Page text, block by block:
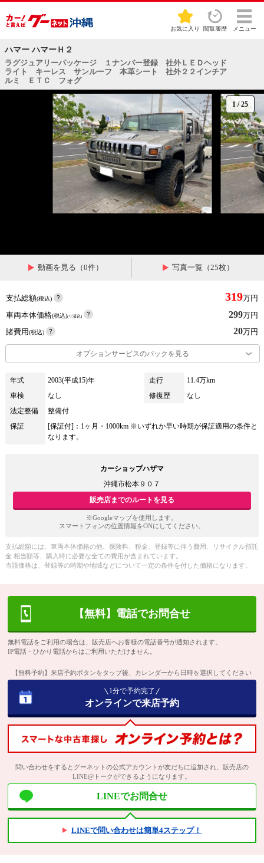
お気に入り 閲覧履歴 メニュー
ハマー ハマーＨ２
ラグジュアリーパッケージ １ナンバー登録 社外ＬＥＤヘッド
ライト キーレス サンルーフ 本革シート 社外２２インチア
ルミ ＥＴＣ フォグ
1 /25
動画を見る（0件） 写真一覧（25枚）
支払総額(税込) 319万円
車両本体価格(税込)(リ済込) 299万円
諸費用(税込) 20万円
オプションサービスのパックを見る
年式 2003(平成15)年 走行
11.4万km
車検
なし 修復歴
なし
法定整備
整備付
保証
[保証付]：1ヶ月・1000km ※いずれか早い時期が保証適用の条件と
なります。
カーショップハザマ
沖縄市松本９０７
販売店までのルートを見る
※Googleマップを使用します。
スマートフォンの位置情報をONにしてください。
支払総額には、車両本体価格の他、保険料、税金、登録等に伴う費用、リサイクル預託
金 相当額等、購入時に必要な全ての費用が含まれています。
当該価格は、登録等の時期や地域などについて一定の条件を付した価格になります。
【無料】電話でお問合せ
無料電話をご利用の場合は、販売店へお客様の電話番号が通知されます。
IP電話・ひかり電話からはご利用いただけません。
【無料予約】来店予約ボタンをタップ後、カレンダーから日時を選択してください
1分で予約完了
オンラインで来店予約
問い合わせをするとグーネットの公式アカウントが友だちに追加され、販売店の
LINE@トークができるようになります。
LINEでお問合せ
LINEで問い合わせは簡単4ステップ！